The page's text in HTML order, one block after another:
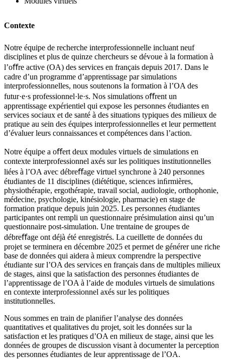
Contexte
Notre équipe de recherche interprofessionnelle incluant neuf
disciplines et plus de quinze chercheurs se dévoue à la formation à
l’oﬀre active (OA) des services en français depuis 2017. Dans le
cadre d’un programme d’apprentissage par simulations
interprofessionnelles, nous soutenons la formation à l’OA des
futur·e·s professionnel·le·s. Nos simulations oﬀrent un
apprentissage expérientiel qui expose les personnes étudiantes en
services sociaux et de santé à des situations typiques des milieux de
pratique au sein des équipes interprofessionnelles et leur permettent
d’évaluer leurs connaissances et compétences dans l’action.
Notre équipe a oﬀert deux modules virtuels de simulations en
contexte interprofessionnel axés sur les politiques institutionnelles
liées à l’OA avec débreﬀage virtuel synchrone à 240 personnes
étudiantes de 11 disciplines (diététique, sciences inﬁrmières,
physiothérapie, ergothérapie, travail social, audiologie, orthophonie,
médecine, psychologie, kinésiologie, pharmacie) en stage de
formation pratique depuis juin 2025. Les personnes étudiantes
participantes ont rempli un questionnaire présimulation ainsi qu’un
questionnaire post-simulation. Une trentaine de groupes de
débreﬀage ont déjà été enregistrés. La cueillette de données du
projet se terminera en décembre 2025 et permet de générer une riche
base de données qui aidera à mieux comprendre la perspective
étudiante sur l’OA des services en français dans de multiples milieux
de stages, ainsi que la satisfaction des personnes étudiantes de
l’apprentissage de l’OA à l’aide de modules virtuels de simulations
en contexte interprofessionnel axés sur les politiques
institutionnelles.
Nous sommes en train de planiﬁer l’analyse des données
quantitatives et qualitatives du projet, soit les données sur la
satisfaction et les pratiques d’OA en milieux de stage, ainsi que les
données de groupes de discussion visant à documenter la perception
des personnes étudiantes de leur apprentissage de l’OA.